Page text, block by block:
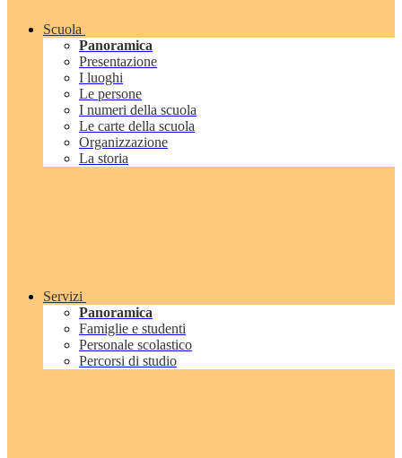
Scuola
Panoramica
Presentazione
I luoghi
Le persone
I numeri della scuola
Le carte della scuola
Organizzazione
La storia
Servizi
Panoramica
Famiglie e studenti
Personale scolastico
Percorsi di studio